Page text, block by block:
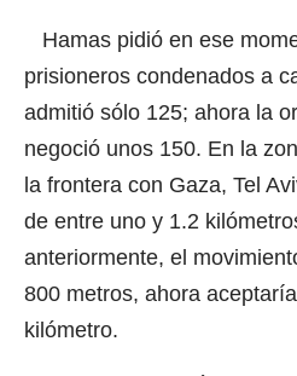
Hamas pidió en ese
prisioneros condenados a
admitió sólo 125; ahora la
negoció unos 150. En la
la frontera con Gaza, Tel
de entre uno y 1.2
anteriormente, el
800 metros, ahora
kilómetro.